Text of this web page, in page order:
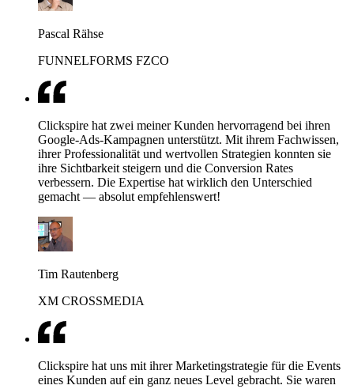
Pascal Rähse
FUNNELFORMS FZCO
Clickspire hat zwei meiner Kunden hervorragend bei ihren
Google-Ads-Kampagnen unterstützt. Mit ihrem Fachwissen,
ihrer Professionalität und wertvollen Strategien konnten sie
ihre Sichtbarkeit steigern und die Conversion Rates
verbessern. Die Expertise hat wirklich den Unterschied
gemacht — absolut empfehlenswert!
Tim Rautenberg
XM CROSSMEDIA
Clickspire hat uns mit ihrer Marketingstrategie für die Events
eines Kunden auf ein ganz neues Level gebracht. Sie waren